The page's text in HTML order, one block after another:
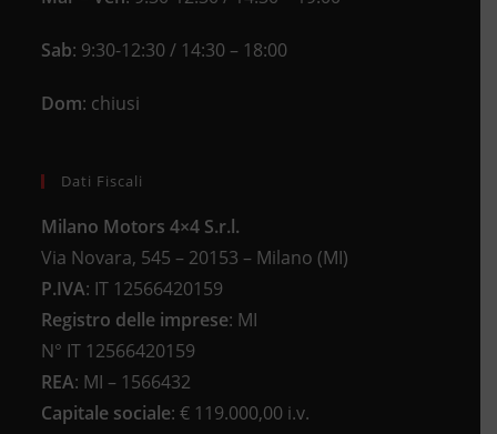
Sab: 9:30-12:30 / 14:30 – 18:00
Dom: chiusi
Dati Fiscali
Milano Motors 4×4 S.r.l.
Via Novara, 545 – 20153 – Milano (MI)
P.IVA: IT 12566420159
Registro delle imprese: MI
N° IT 12566420159
REA: MI – 1566432
Capitale sociale: € 119.000,00 i.v.